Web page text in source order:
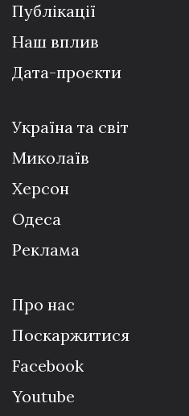
Публікації
Наш вплив
Дата-проєкти
Україна та світ
Миколаїв
Херсон
Одеса
Реклама
Про нас
Поскаржитися
Facebook
Youtube